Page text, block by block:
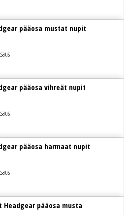
pääosa mustat nupit
pääosa vihreät nupit
pääosa harmaat nupit
Headgear pääosa musta